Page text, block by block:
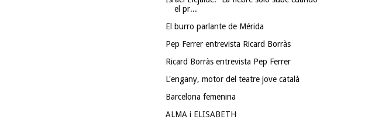
el pr...
El burro parlante de Mérida
Pep Ferrer entrevista Ricard Borràs
Ricard Borràs entrevista Pep Ferrer
L'engany, motor del teatre jove català
Barcelona femenina
ALMA i ELISABETH